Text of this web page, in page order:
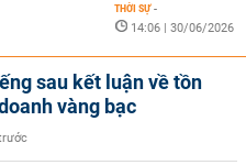
THỜI SỰ -
14:06 | 30/06/2026
sau kết luận về tồn
vàng bạc